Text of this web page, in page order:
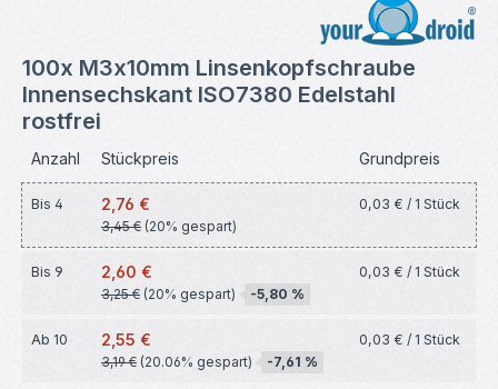
100x M3x10mm Linsenkopfschraube
Innensechskant ISO7380 Edelstahl
rostfrei
Anzahl Stückpreis Grundpreis
Bis 4 2,76 €
3,45 € (20% gespart)
0,03 € / 1 Stück
Bis 9 2,60 €
3,25 € (20% gespart) -5,80 %
0,03 € / 1 Stück
Ab 10 2,55 €
3,19 € (20.06% gespart) -7,61 %
0,03 € / 1 Stück